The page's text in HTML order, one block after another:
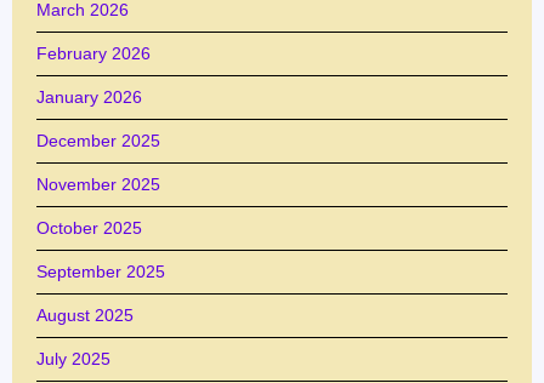
March 2026
February 2026
January 2026
December 2025
November 2025
October 2025
September 2025
August 2025
July 2025